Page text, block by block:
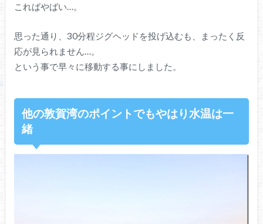
こればやばい…。
思った通り、30分程ジグヘッドを投げ込むも、まったく反
応が見られません…。
という事で早々に移動する事にしました。
他の敦賀湾のポイントでもやはり水温は一
緒